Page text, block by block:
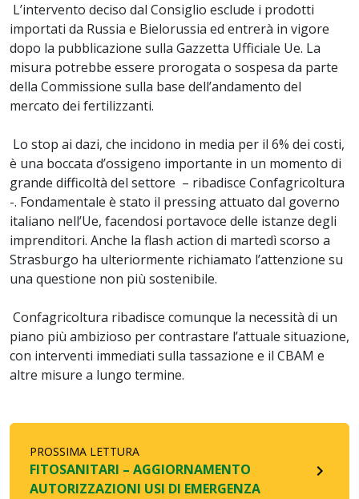
L’intervento deciso dal Consiglio esclude i prodotti
importati da Russia e Bielorussia ed entrerà in vigore
dopo la pubblicazione sulla Gazzetta Ufficiale Ue. La
misura potrebbe essere prorogata o sospesa da parte
della Commissione sulla base dell’andamento del
mercato dei fertilizzanti.
Lo stop ai dazi, che incidono in media per il 6% dei costi,
è una boccata d’ossigeno importante in un momento di
grande difficoltà del settore – ribadisce Confagricoltura
-. Fondamentale è stato il pressing attuato dal governo
italiano nell’Ue, facendosi portavoce delle istanze degli
imprenditori. Anche la flash action di martedì scorso a
Strasburgo ha ulteriormente richiamato l’attenzione su
una questione non più sostenibile.
Confagricoltura ribadisce comunque la necessità di un
piano più ambizioso per contrastare l’attuale situazione,
con interventi immediati sulla tassazione e il CBAM e
altre misure a lungo termine.
PROSSIMA LETTURA
FITOSANITARI – AGGIORNAMENTO
AUTORIZZAZIONI USI DI EMERGENZA
navigate_next